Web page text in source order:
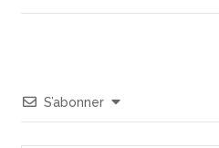
S’abonner